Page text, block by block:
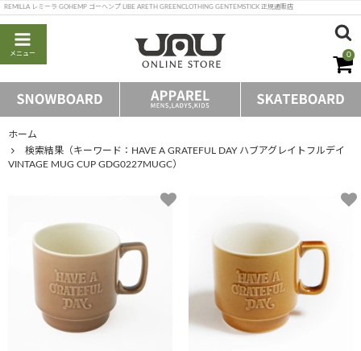
REMILLA レミーラ GOHEMP ゴーヘンプ LIBE ARETH GREENCLOTHING GENTEMSTICK 正規通販店
メニュー 0
ホーム
検索結果（キーワード：HAVE A GRATEFUL DAY ハブアグレイトフルデイ
VINTAGE MUG CUP GDG0227MUGC）